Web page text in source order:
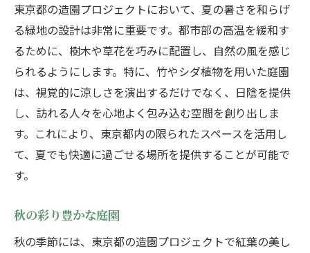
東京都の造園プロジェクトにおいて、夏の暑さを和らげ
る緑地の設計は非常に重要です。都市部の高温を緩和す
るために、樹木や草花を巧みに配置し、自然の風を感じ
られるようにします。特に、竹やシダ植物を用いた庭園
は、視覚的に涼しさを演出するだけでなく、日陰を提供
し、訪れる人々を心地よく包み込む空間を創り出しま
す。これにより、東京都内の限られたスペースを活用し
て、夏でも快適に過ごせる場所を提供することが可能で
す。
秋の彩り豊かな庭園
秋の季節には、東京都の造園プロジェクトで紅葉の美し